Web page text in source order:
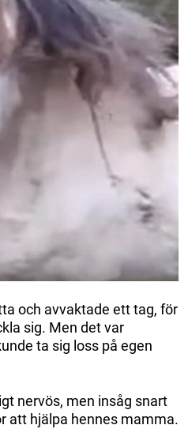
och avvaktade ett tag, för
sig. Men det var
ta sig loss på egen
nervös, men insåg snart
att hjälpa hennes mamma.